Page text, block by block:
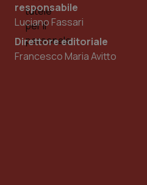
responsabile
Luciano Fassari
Direttore editoriale
Francesco Maria Avitto